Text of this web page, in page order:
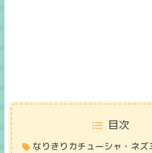
目次
なりきりカチューシャ・ネズ